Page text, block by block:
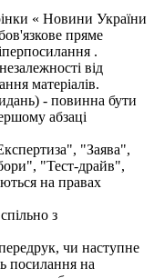
« Новини України
пряме
.
від
матеріалів.
- повинна бути
абзаці
"Заява",
"Тест-драйв",
на правах
з
чи наступне
посилання на